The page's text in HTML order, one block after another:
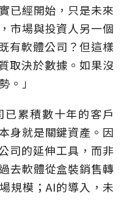
已經開始，只是未來
市場與投資人另一個
有軟體公司？但這樣
取決於數據。如果沒
。」
累積數十年的客戶
身就是關鍵資產。因
司的延伸工具，而非
去軟體從盒裝銷售轉
規模；AI的導入，未